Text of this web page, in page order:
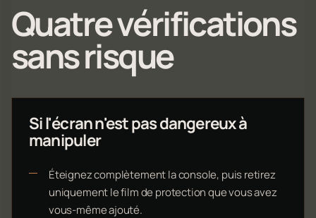
Quatre vérifications
sans risque
Si l'écran n'est pas dangereux à
manipuler
Éteignez complètement la console, puis retirez
uniquement le film de protection que vous avez
vous-même ajouté.